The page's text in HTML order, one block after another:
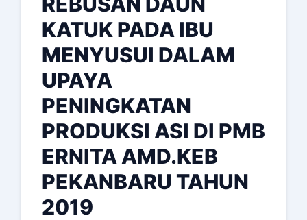
KATUK PADA IBU
MENYUSUI DALAM
UPAYA
PENINGKATAN
PRODUKSI ASI DI PMB
ERNITA AMD.KEB
PEKANBARU TAHUN
2019